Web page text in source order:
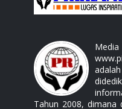
Tahun 2008,